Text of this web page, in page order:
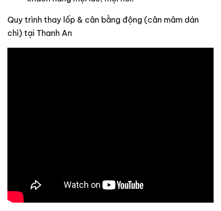
Quy trình thay lốp & cân bằng động (cân mâm dán
chì) tại Thanh An